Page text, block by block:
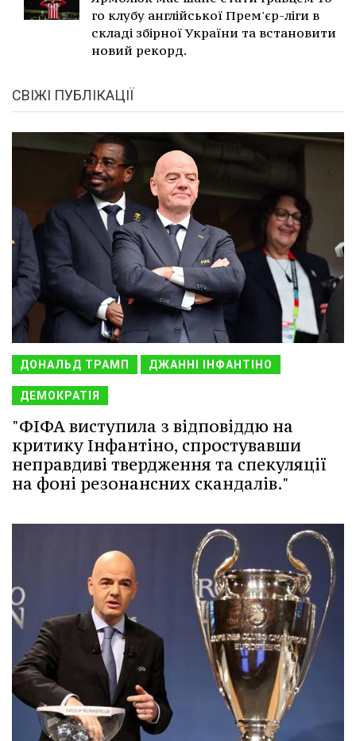
го клубу англійської Прем'єр-ліги в
складі збірної України та встановити
новий рекорд.
СВІЖІ ПУБЛІКАЦІЇ
ДОНАЛЬД ТРАМП ДЖАННІ ІНФАНТІНО
ДЕМОКРАТІЯ
"ФІФА виступила з відповіддю на
критику Інфантіно, спростувавши
неправдиві твердження та спекуляції
на фоні резонансних скандалів."